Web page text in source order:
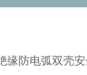
缘防电弧双壳